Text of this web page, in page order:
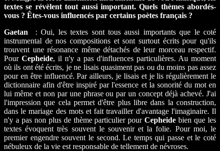
textes se révèlent tout aussi important. Quels thèmes abordés-
vous ? Êtes-vous influencés par certains poètes français ?
Gaetan
: Oui, les textes sont tous aussi importants que le coté
instrumental de nos compositions et sont surtout écrits pour qu'ils
trouvent une résonance même détachés de leur morceau respectif.
Pour Cepheide, il n'y a pas d'influences particulières. Au moment
où ils ont été écrits, je ne lisais quasiment pas ou du moins pas assez
pour en être influencé. Par ailleurs, je lisais et je lis régulièrement le
dictionnaire afin d'être inspiré par l'essence et la sonorité du mot en
lui même et non par une phrase ou par un concept déjà achevé. J'ai
l'impression que cela permet d'être plus libre dans la construction,
dans le mariage des mots et fait travailler d'avantage l'imaginaire. Il
n'y a pas non plus de thème particulier pourCepheidebien que les
textes évoquent très souvent le souvenir et la folie. Pour moi, le
premier engendre souvent le second. Le temps qui passe et le coté
nébuleux de la vie est responsable de tellement de névroses.